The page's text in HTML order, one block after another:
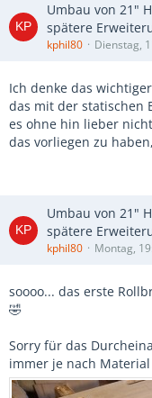
Umbau von 21"
spätere
kphil80 Dienstag,
Ich denke das
das mit der statischen
es ohne hin lieber
das vorliegen zu
Umbau von 21"
spätere
kphil80 Montag,
soooo... das erste
🤣
Sorry für das
immer je nach